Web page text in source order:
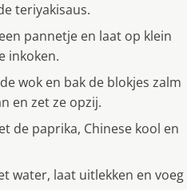
teriyakisaus.
pannetje en laat op klein
inkoken.
wok en bak de blokjes zalm
en zet ze opzij.
de paprika, Chinese kool en
water, laat uitlekken en voeg